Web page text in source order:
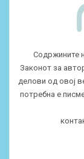
Содржините
Законот за
делови од овој
потребна е